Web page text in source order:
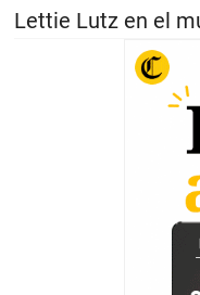
Lettie Lutz en el